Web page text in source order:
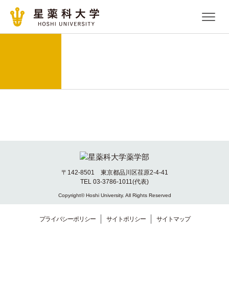
〒142-8501 東京都品川区荏原2-4-41
TEL 03-3786-1011(代表)
Copyright© Hoshi University. All Rights Reserved
プライバシーポリシー サイトポリシー サイトマップ